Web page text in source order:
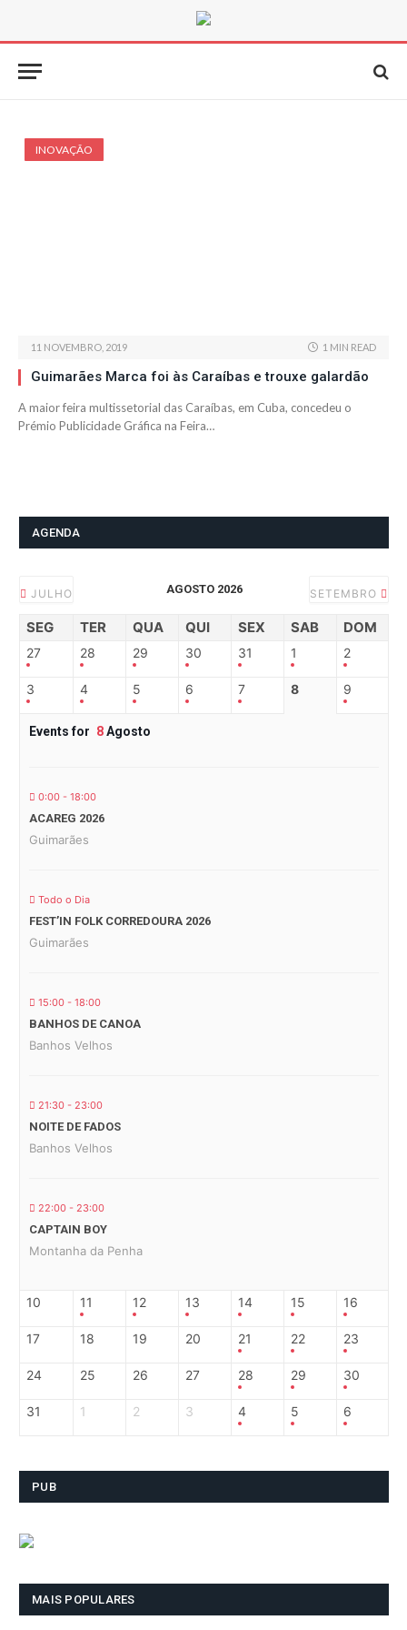
INOVAÇÃO
11 NOVEMBRO, 2019 1 MIN READ
Guimarães Marca foi às Caraíbas e trouxe galardão
A maior feira multissetorial das Caraíbas, em Cuba, concedeu o
Prémio Publicidade Gráfica na Feira…
AGENDA
JULHO AGOSTO 2026 SETEMBRO
SEG TER QUA QUI SEX SAB DOM
27 28 29 30 31 1 2
3 4 5 6 7 8 9
Events for 8Agosto
0:00 - 18:00
ACAREG 2026
Guimarães
Todo o Dia
FEST’IN FOLK CORREDOURA 2026
Guimarães
15:00 - 18:00
BANHOS DE CANOA
Banhos Velhos
21:30 - 23:00
NOITE DE FADOS
Banhos Velhos
22:00 - 23:00
CAPTAIN BOY
Montanha da Penha
10 11 12 13 14 15 16
17 18 19 20 21 22 23
24 25 26 27 28 29 30
31 1 2 3 4 5 6
PUB
MAIS POPULARES